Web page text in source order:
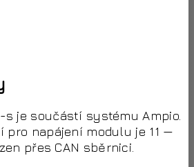
větrání
s je součástí systému Ampio.
pro napájení modulu je 11 —
přes CAN sběrnici.